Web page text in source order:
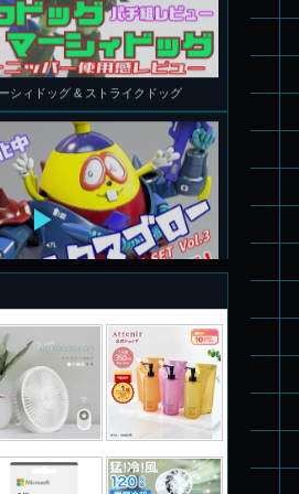
ロボダッチ モビルタマゴロー
スコープドッグ拡張セット3～5
&